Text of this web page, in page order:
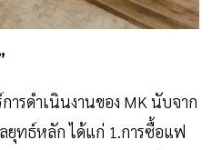
ารดำเนินงานของ MK นับจาก
ยุทธ์หลัก ได้แก่ 1.การซื้อแฟ